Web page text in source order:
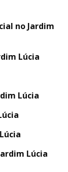
no Jardim
Lúcia
Lúcia
Lúcia